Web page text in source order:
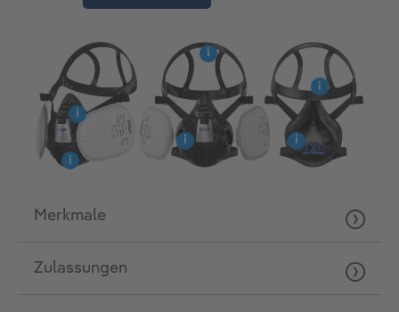
i
i
i
i i
i
Merkmale
Zulassungen